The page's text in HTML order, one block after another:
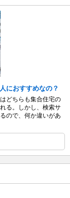
におすすめなの？
どちらも集合住宅の
る。しかし、検索サ
ので、何か違いがあ